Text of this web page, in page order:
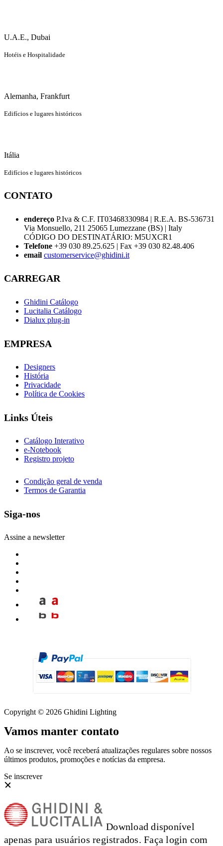
U.A.E., Dubai
Hotéis e Hospitalidade
Alemanha, Frankfurt
Edifícios e lugares históricos
Itália
Edifícios e lugares históricos
CONTATO
endereço P.Iva & C.F. IT03468330984 | R.E.A. BS-536731
Via Monsuello, 211 25065 Lumezzane (BS) | Italy
CÓDIGO DO DESTINATÁRIO: M5UXCR1
Telefone +39 030 89.25.625 | Fax +39 030 82.48.406
email customerservice@ghidini.it
CARREGAR
Ghidini Catálogo
Lucitalia Catálogo
Dialux plug-in
EMPRESA
Designers
História
Privacidade
Política de Cookies
Links Úteis
Catálogo Interativo
e-Notebook
Registro projeto
Condição geral de venda
Termos de Garantia
Siga-nos
Assine a newsletter
Copyright © 2026 Ghidini Lighting
Vamos manter contato
Ao se inscrever, você receberá atualizações regulares sobre nossos
últimos produtos, promoções e notícias da empresa.
Se inscrever
Download disponível
apenas para usuários registrados. Faça login com